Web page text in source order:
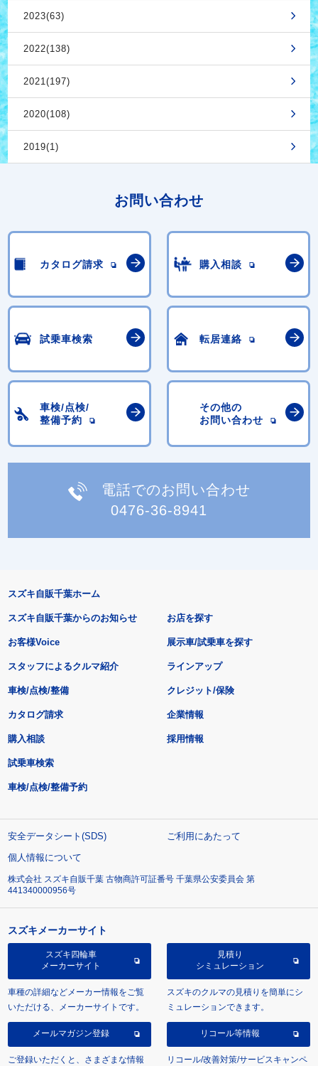
2023(63)
2022(138)
2021(197)
2020(108)
2019(1)
お問い合わせ
カタログ請求 購入相談
試乗車検索 転居連絡
車検/点検/
整備予約
その他の
お問い合わせ
電話でのお問い合わせ
0476-36-8941
スズキ自販千葉ホーム
スズキ自販千葉からのお知らせ
お客様Voice
スタッフによるクルマ紹介
お店を探す
展示車/試乗車を探す
ラインアップ
車検/点検/整備 クレジット/保険
カタログ請求
購入相談
試乗車検索
車検/点検/整備予約
企業情報
採用情報
安全データシート(SDS)
ご利用にあたって
個人情報について
株式会社 スズキ自販千葉 古物商許可証番号 千葉県公安委員会 第
441340000956号
スズキメーカーサイト
スズキ四輪車
メーカーサイト
車種の詳細などメーカー情報をご覧
いただける、メーカーサイトです。
見積り
シミュレーション
スズキのクルマの見積りを簡単にシ
ミュレーションできます。
メールマガジン登録
ご登録いただくと、さまざまな情報
リコール等情報
リコール/改善対策/サービスキャンペ